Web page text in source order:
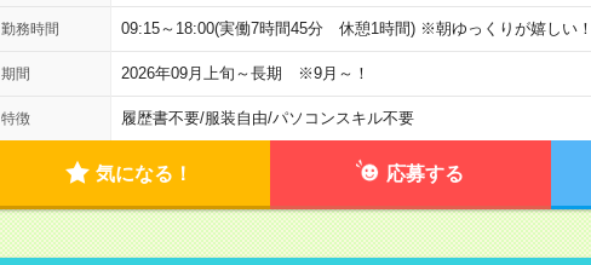
勤務時間 09:15～18:00(実働7時間45分 休憩1時間) ※朝ゆっくりが嬉しい！
期間 2026年09月上旬～長期 ※9月～！
特徴 履歴書不要/服装自由/パソコンスキル不要
気になる！ 応募する